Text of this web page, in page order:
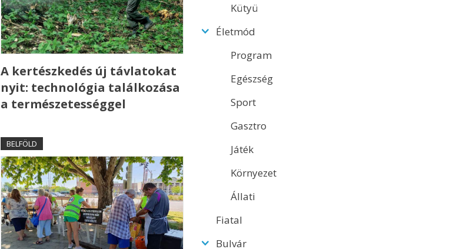
A kertészkedés új távlatokat
nyit: technológia találkozása
a természetességgel
BELFÖLD
Kütyü
Életmód
Program
Egészség
Sport
Gasztro
Játék
Környezet
Állati
Fiatal
Bulvár